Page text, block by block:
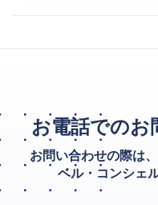
お電話でのお
お問い合わせの際は
ベル・コンシェ